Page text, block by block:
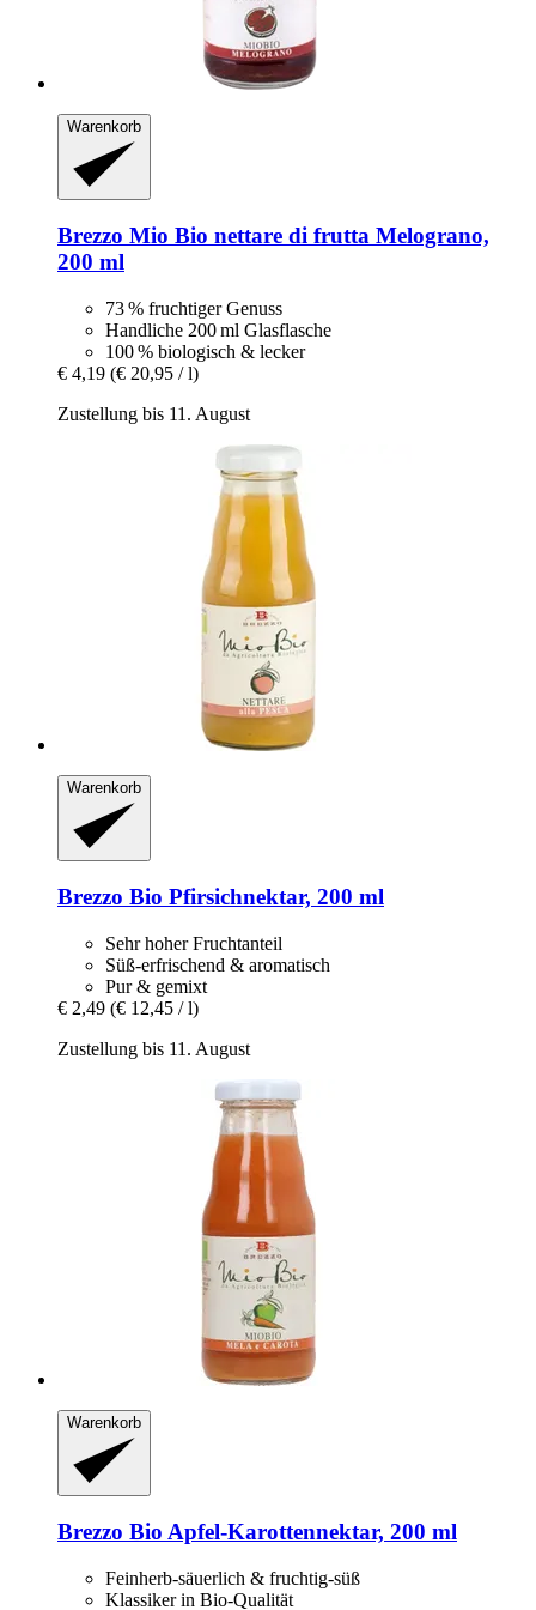
Warenkorb
Brezzo Mio Bio nettare di frutta Melograno,
200 ml
73 % fruchtiger Genuss
Handliche 200 ml Glasflasche
100 % biologisch & lecker
€ 4,19 (€ 20,95 / l)
Zustellung bis 11. August
Warenkorb
Brezzo Bio Pfirsichnektar, 200 ml
Sehr hoher Fruchtanteil
Süß-erfrischend & aromatisch
Pur & gemixt
€ 2,49 (€ 12,45 / l)
Zustellung bis 11. August
Warenkorb
Brezzo Bio Apfel-​Karottennektar, 200 ml
Feinherb-säuerlich & fruchtig-süß
Klassiker in Bio-Qualität